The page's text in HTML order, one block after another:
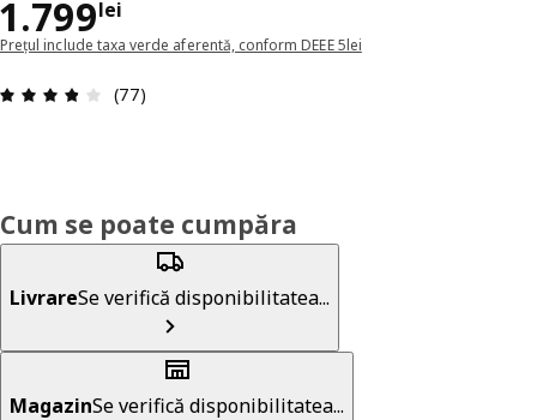
1.799lei
Preț 1799lei
Prețul include taxa verde aferentă, conform DEEE 5lei
Prezentare generală: 3.8 din 5 stele Total
(77)
Cum se poate cumpăra
LivrareSe verifică disponibilitatea...
MagazinSe verifică disponibilitatea...